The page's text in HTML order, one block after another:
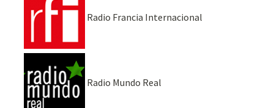
Radio Francia Internacional
Radio Mundo Real